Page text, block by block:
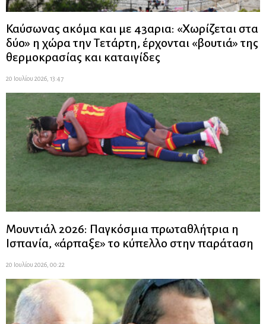
Καύσωνας ακόμα και με 43αρια: «Χωρίζεται στα
δύο» η χώρα την Τετάρτη, έρχονται «βουτιά» της
θερμοκρασίας και καταιγίδες
20 Ιουλίου 2026, 13:47
Μουντιάλ 2026: Παγκόσμια πρωταθλήτρια η
Ισπανία, «άρπαξε» το κύπελλο στην παράταση
20 Ιουλίου 2026, 00:22